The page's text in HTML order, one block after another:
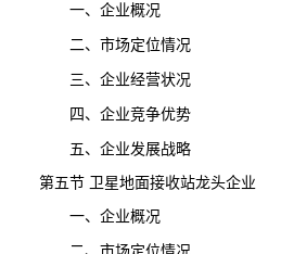
一、企业概况
二、市场定位情况
三、企业经营状况
四、企业竞争优势
五、企业发展战略
第五节 卫星地面接收站龙头企业
一、企业概况